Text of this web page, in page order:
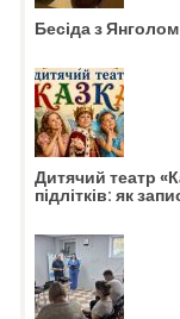
Бесіда з Янголом
Дитячий театр
підлітків: як